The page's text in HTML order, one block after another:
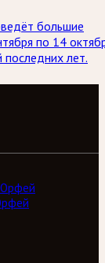
большие
по 14
последних лет.